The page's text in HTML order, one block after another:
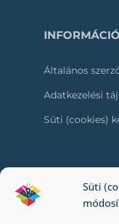
Süti
Általános
Adatkezelési
Süti (cookies)
RÓLUNK